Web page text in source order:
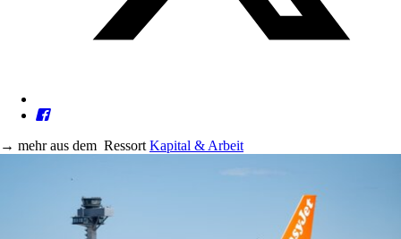
→ mehr aus dem Ressort Kapital & Arbeit